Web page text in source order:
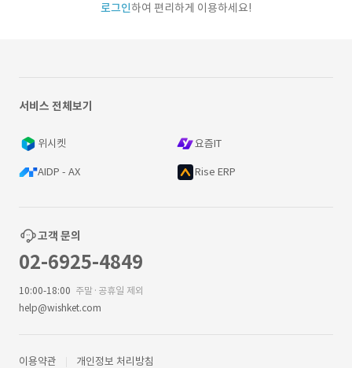
로그인하여 편리하게 이용하세요!
서비스 전체보기
위시켓 요즘IT
AIDP - AX Rise ERP
고객 문의
02-6925-4849
10:00-18:00 주말·공휴일 제외
help@wishket.com
이용약관 개인정보 처리방침